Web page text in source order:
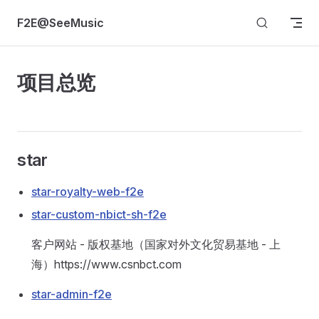
Skip to content
F2E@SeeMusic
项目总览
star
star-royalty-web-f2e
star-custom-nbict-sh-f2e
客户网站 - 版权基地（国家对外文化贸易基地 - 上
海）https://www.csnbct.com
star-admin-f2e